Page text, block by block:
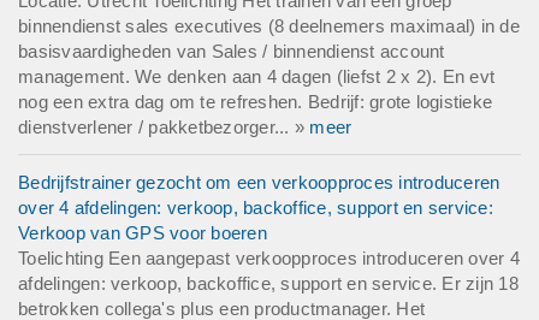
binnendienst sales executives (8 deelnemers maximaal) in de
basisvaardigheden van Sales / binnendienst account
management. We denken aan 4 dagen (liefst 2 x 2). En evt
nog een extra dag om te refreshen. Bedrijf: grote logistieke
dienstverlener / pakketbezorger... » meer
Bedrijfstrainer gezocht om een verkoopproces introduceren
over 4 afdelingen: verkoop, backoffice, support en service:
Verkoop van GPS voor boeren
Toelichting Een aangepast verkoopproces introduceren over 4
afdelingen: verkoop, backoffice, support en service. Er zijn 18
betrokken collega's plus een productmanager. Het